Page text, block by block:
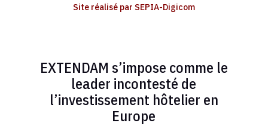
Site réalisé par SEPIA-Digicom
EXTENDAM s’impose comme le
leader incontesté de
l’investissement hôtelier en
Europe